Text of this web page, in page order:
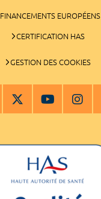
FINANCEMENTS EUROPÉENS
CERTIFICATION HAS
GESTION DES COOKIES